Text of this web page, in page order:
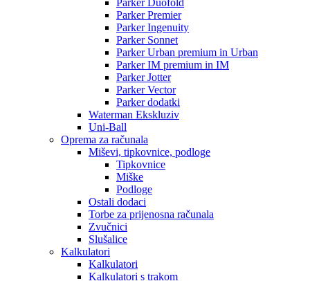
Parker Duofold
Parker Premier
Parker Ingenuity
Parker Sonnet
Parker Urban premium in Urban
Parker IM premium in IM
Parker Jotter
Parker Vector
Parker dodatki
Waterman Ekskluziv
Uni-Ball
Oprema za računala
Miševi, tipkovnice, podloge
Tipkovnice
Miške
Podloge
Ostali dodaci
Torbe za prijenosna računala
Zvučnici
Slušalice
Kalkulatori
Kalkulatori
Kalkulatori s trakom